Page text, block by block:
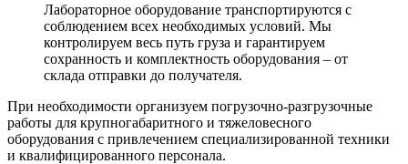
Лабораторное оборудование транспортируются с
соблюдением всех необходимых условий. Мы
контролируем весь путь груза и гарантируем
сохранность и комплектность оборудования – от
склада отправки до получателя.
При необходимости организуем погрузочно-разгрузочные
работы для крупногабаритного и тяжеловесного
оборудования с привлечением специализированной техники
и квалифицированного персонала.